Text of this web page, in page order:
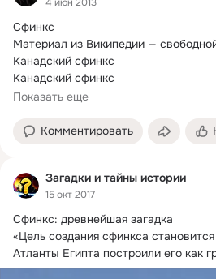
Сфинкс
Материал из Википедии —
Канадский сфинкс
Канадский сфинкс
Происхождение
Год 1966
Показать еще
Комментировать
Загадки и тайны истории
15 окт 2017
Сфинкс: древнейшая загадка
«Цель создания сфинкса
Атланты Египта построили его как